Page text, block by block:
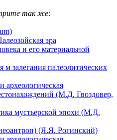
так же:
эра
и его материальной
м залегания палеолитических
археологическая
(М.Д. Гвоздовер,
мустьерской эпохи (М.Д.
(Я.Я. Рогинский)